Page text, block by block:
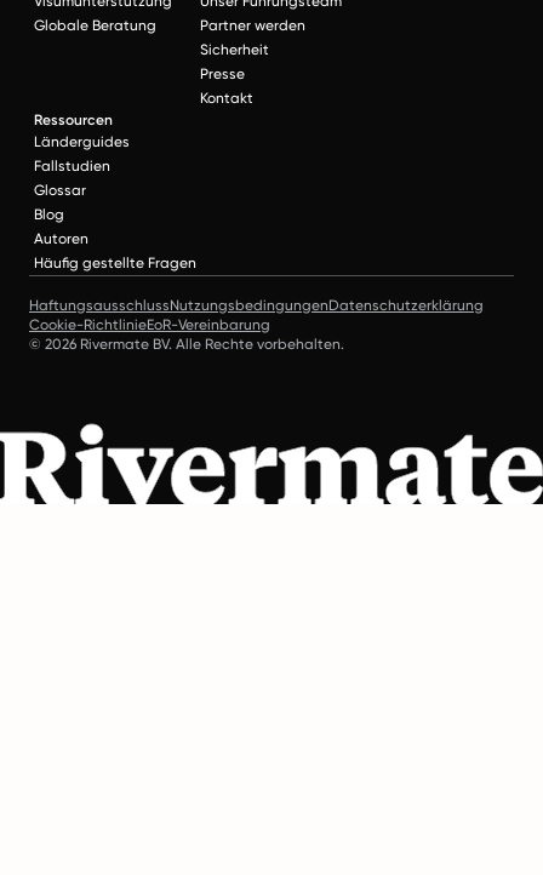
Globale Beratung
Partner werden
Sicherheit
Presse
Kontakt
Ressourcen
Länderguides
Fallstudien
Glossar
Blog
Autoren
Häufig gestellte Fragen
HaftungsausschlussNutzungsbedingungenDatenschutzerklärung
Cookie-RichtlinieEoR-Vereinbarung
© 2026 Rivermate BV. Alle Rechte vorbehalten.